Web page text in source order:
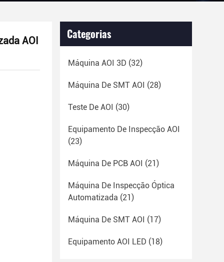
AOI
Categorias
Máquina AOI 3D (32)
Máquina De SMT AOI (28)
Teste De AOI (30)
Equipamento De Inspecção AOI
(23)
Máquina De PCB AOI (21)
Máquina De Inspecção Óptica
Automatizada (21)
Máquina De SMT AOI (17)
Equipamento AOI LED (18)